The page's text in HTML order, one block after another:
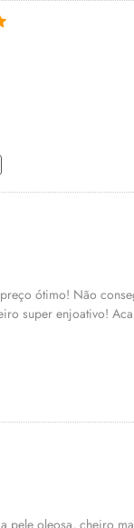
ótimo! Não
super enjoativo!
pele oleosa, cheiro